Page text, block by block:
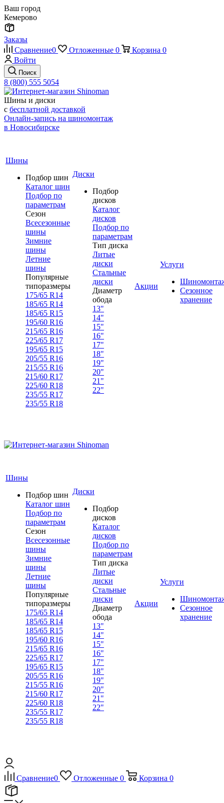
Ваш город
Кемерово
Заказы
Сравнение0 Отложенные 0 Корзина 0
Войти
Поиск
8 (800) 555 5054
Шины и диски
с бесплатной доставкой
Онлайн-запись на шиномонтаж
в Новосибирске
Шины
Подбор шин
Каталог шин
Подбор по
параметрам
Сезон
Всесезонные
шины
Зимние
шины
Летние
шины
Популярные
типоразмеры
175/65 R14
185/65 R14
185/65 R15
195/60 R16
215/65 R16
225/65 R17
195/65 R15
205/55 R16
215/55 R16
215/60 R17
225/60 R18
235/55 R17
235/55 R18
Диски
Подбор
дисков
Каталог
дисков
Подбор по
параметрам
Тип диска
Литые
диски
Стальные
диски
Диаметр
обода
13"
14"
15"
16"
17"
18"
19"
20"
21"
22"
Акции
Услуги
Сезонное
хранение
Шины
Подбор шин
Каталог шин
Подбор по
параметрам
Сезон
Всесезонные
шины
Зимние
шины
Летние
шины
Популярные
типоразмеры
175/65 R14
185/65 R14
185/65 R15
195/60 R16
215/65 R16
225/65 R17
195/65 R15
205/55 R16
215/55 R16
215/60 R17
225/60 R18
235/55 R17
235/55 R18
Диски
Подбор
дисков
Каталог
дисков
Подбор по
параметрам
Тип диска
Литые
диски
Стальные
диски
Диаметр
обода
13"
14"
15"
16"
17"
18"
19"
20"
21"
22"
Акции
Услуги
Сезонное
хранение
Сравнение0 Отложенные 0 Корзина 0